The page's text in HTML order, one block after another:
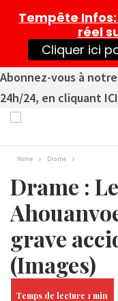
Abonnez-vous à notre
24h/24, en cliquant ICI
Home Drame
Drame :
grave
(Images)
Tempête Infos
réel
Cliquer ici